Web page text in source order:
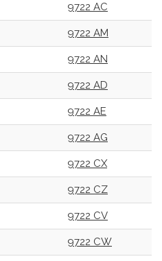
9722 AC
9722 AM
9722 AN
9722 AD
9722 AE
9722 AG
9722 CX
9722 CZ
9722 CV
9722 CW